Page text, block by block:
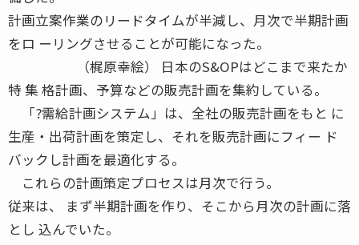
計画立案作業のリードタイムが半減し、月次で半期計画
をロ ーリングさせることが可能になった。
（梶原幸絵） 日本のS&OPはどこまで来たか
特 集 格計画、予算などの販売計画を集約している。
「?需給計画システム」は、全社の販売計画をもと に
生産・出荷計画を策定し、それを販売計画にフィー ド
バックし計画を最適化する。
これらの計画策定プロセスは月次で行う。
従来は、 まず半期計画を作り、そこから月次の計画に落
とし 込んでいた。